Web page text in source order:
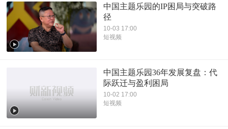
中国主题乐园的IP困局与突破路
径
10-03 17:00
短视频
中国主题乐园36年发展复盘：代
际跃迁与盈利困局
10-02 17:00
短视频